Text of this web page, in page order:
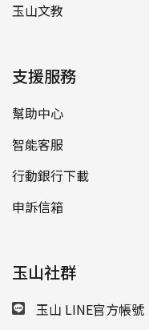
玉山文教
支援服務
幫助中心
智能客服
行動銀行下載
申訴信箱
玉山社群
玉山 LINE官方帳號